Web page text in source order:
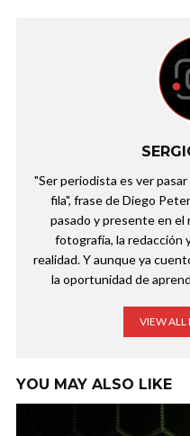
"Ser periodista es ver
fila", frase de Diego
pasado y presente en el
fotografía, la redacción
realidad. Y aunque ya
la oportunidad de
VIEW ALL
YOU MAY ALSO LIKE